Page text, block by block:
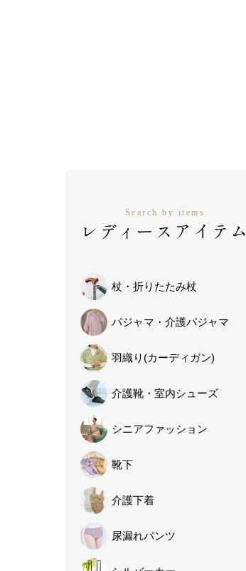
Search by items
レディースアイテム
杖・ 折りたたみ杖
パジャマ・ 介護パジャマ
羽織り (カーディガン)
介護靴・ 室内シューズ
シニアファッション
靴下
介護下着
尿漏れパンツ